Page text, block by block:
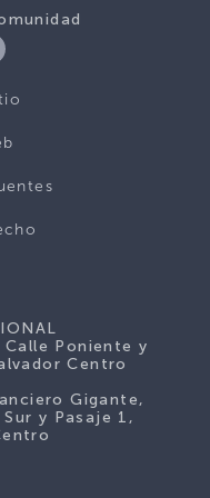
Poniente y
Centro
Gigante,
y Pasaje 1,